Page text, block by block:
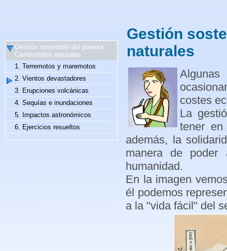
Gestión sostenible del planeta:
Castástrofes naturales
1. Terremotos y maremotos
2. Vientos devastadores
3. Erupciones volcánicas
4. Sequías e inundaciones
5. Impactos astronómicos
6. Ejercicios resueltos
Gestión
naturales
costes
La
tener en
además, la
manera de poder
humanidad.
En la imagen
él podemos
a la "vida fácil" del